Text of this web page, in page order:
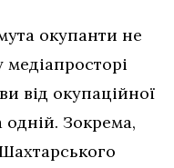
окупанти не
від окупаційної
одній. Зокрема,